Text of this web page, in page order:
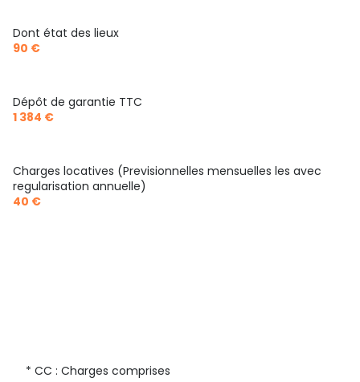
Dont état des lieux
90 €
Dépôt de garantie TTC
1 384 €
Charges locatives (Previsionnelles mensuelles les avec
regularisation annuelle)
40 €
* CC : Charges comprises